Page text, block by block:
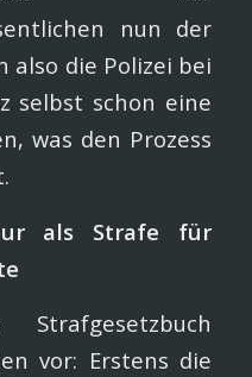
nun der
also die Polizei bei
selbst schon eine
was den Prozess
als Strafe für
vor: Erstens die